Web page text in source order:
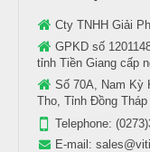
Cty TNHH Giải
GPKD số
tỉnh Tiền Giang cấp
Số 70A, Nam Kỳ
Tho, Tỉnh Đồng Tháp
Telephone:
E-mail: